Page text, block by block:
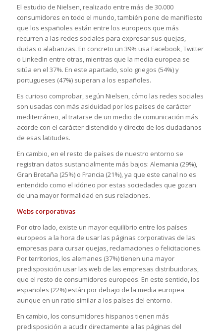
El estudio de Nielsen, realizado entre más de 30.000
consumidores en todo el mundo, también pone de manifiesto
que los españoles están entre los europeos que más
recurren a las redes sociales para expresar sus quejas,
dudas o alabanzas. En concreto un 39% usa Facebook, Twitter
o LinkedIn entre otras, mientras que la media europea se
sitúa en el 37%. En este apartado, solo griegos (54%) y
portugueses (47%) superan a los españoles.
Es curioso comprobar, según Nielsen, cómo las redes sociales
son usadas con más asiduidad por los países de carácter
mediterráneo, al tratarse de un medio de comunicación más
acorde con el carácter distendido y directo de los ciudadanos
de esas latitudes.
En cambio, en el resto de países de nuestro entorno se
registran datos sustancialmente más bajos: Alemania (29%),
Gran Bretaña (25%) o Francia (21%), ya que este canal no es
entendido como el idóneo por estas sociedades que gozan
de una mayor formalidad en sus relaciones.
Webs corporativas
Por otro lado, existe un mayor equilibrio entre los países
europeos a la hora de usar las páginas corporativas de las
empresas para cursar quejas, reclamaciones o felicitaciones.
Por territorios, los alemanes (37%) tienen una mayor
predisposición usar las web de las empresas distribuidoras,
que el resto de consumidores europeos. En este sentido, los
españoles (22%) están por debajo de la media europea
aunque en un ratio similar a los países del entorno.
En cambio, los consumidores hispanos tienen más
predisposición a acudir directamente a las páginas del